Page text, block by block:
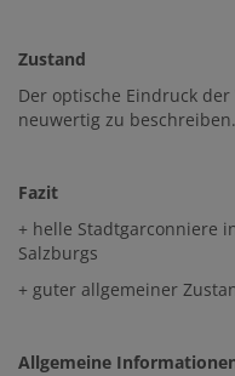
Zustand
Der optische Eindruck
neuwertig zu beschreiben.
Fazit
+ helle Stadtgarconniere
Salzburgs
+ guter allgemeiner
Allgemeine